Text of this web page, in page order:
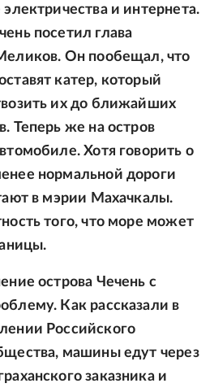
и интернета.
посетил глава
Он пообещал, что
катер, который
их до ближайших
Теперь же на остров
Хотя говорить о
нормальной дороги
в мэрии Махачкалы.
того, что море может
острова Чечень с
Как рассказали в
Российского
машины едут через
заказника и